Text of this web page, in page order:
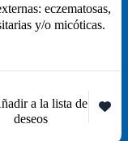
eczematosas,
y/o micóticas.